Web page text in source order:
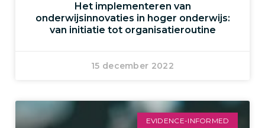
Het implementeren van
onderwijsinnovaties in hoger onderwijs:
van initiatie tot organisatieroutine
15 december 2022
EVIDENCE-INFORMED